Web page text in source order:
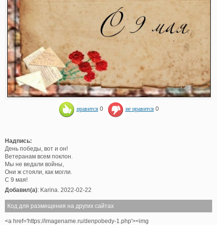
нравится 0 не нравится 0
Надпись:
День победы, вот и он!
Ветеранам всем поклон.
Мы не ведали войны,
Они ж стояли, как могли.
С 9 мая!
Добавил(а): Karina. 2022-02-22
Код для размещения на других сайтах
<a href='https://imagename.ru/denpobedy-1.php'><img